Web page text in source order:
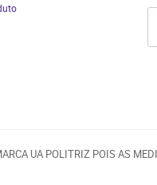
UA POLITRIZ POIS AS